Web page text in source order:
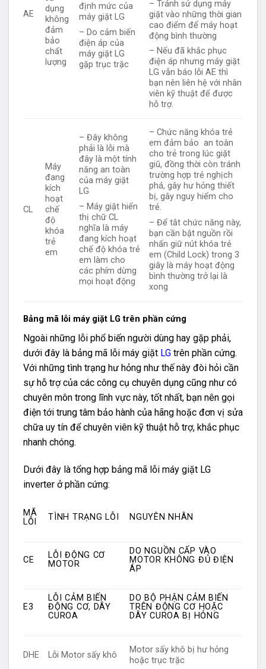
AE
dụng
không
đảm
bảo
chất
lượng
định mức của
máy giặt LG
– Do cảm biến
điện áp của
máy giặt LG
gặp trục trặc
– Tránh sử dụng máy
giặt vào những thời gian
cao điểm để máy hoạt
động bình thường
– Nếu đã khắc phục
điện áp nhưng máy giặt
LG vẫn báo lỗi AE thì
bạn nên liên hệ với nhân
viên kỹ thuật để được
hỗ trợ.
CL
Máy
đang
kích
hoạt
chế
độ
khóa
trẻ
em
– Đây không
phải là lỗi mà
đây là một tính
năng an toàn
của máy giặt
LG
– Máy giặt hiển
thị chữ CL
nghĩa là máy
đang kích hoạt
chế độ khóa trẻ
em làm cho
các phím dừng
mọi hoạt động
– Chức năng khóa trẻ
em đảm bảo an toàn
cho trẻ trong lúc giặt
giũ, đồng thời còn tránh
trường hợp trẻ nghịch
phá, gây hư hỏng thiết
bị, gây nguy hiểm cho
trẻ.
– Để tắt chức năng này,
bạn cần bật nguồn rồi
nhấn giữ nút khóa trẻ
em (Child Lock) trong 3
giây là máy hoạt động
bình thường trở lại là
xong
Bảng mã lỗi máy giặt LG trên phần cứng
Ngoài những lỗi phổ biến người dùng hay gặp phải,
dưới đây là bảng mã lỗi máy giặt LG trên phần cứng.
Với những tình trạng hư hỏng như thế này đòi hỏi cần
sự hỗ trợ của các công cụ chuyên dụng cũng như có
chuyên môn trong lĩnh vực này, tốt nhất, bạn nên gọi
điện tới trung tâm bảo hành của hãng hoặc đơn vị sửa
chữa uy tín để chuyên viên kỹ thuật hỗ trợ, khắc phục
nhanh chóng.
Dưới đây là tổng hợp bảng mã lỗi máy giặt LG
inverter ở phần cứng:
MÃ
LỖI
TÌNH TRẠNG LỖI NGUYÊN NHÂN
CE
LỖI ĐỘNG CƠ
MOTOR
DO NGUỒN CẤP VÀO
MOTOR KHÔNG ĐỦ ĐIỆN
ÁP
E3
LỖI CẢM BIẾN
ĐỘNG CƠ, DÂY
CUROA
DO BỘ PHẬN CẢM BIẾN
TRÊN ĐỘNG CƠ HOẶC
DÂY CUROA BỊ HỎNG
DHE Lỗi Motor sấy khô
Motor sấy khô bị hư hỏng
hoặc trục trặc